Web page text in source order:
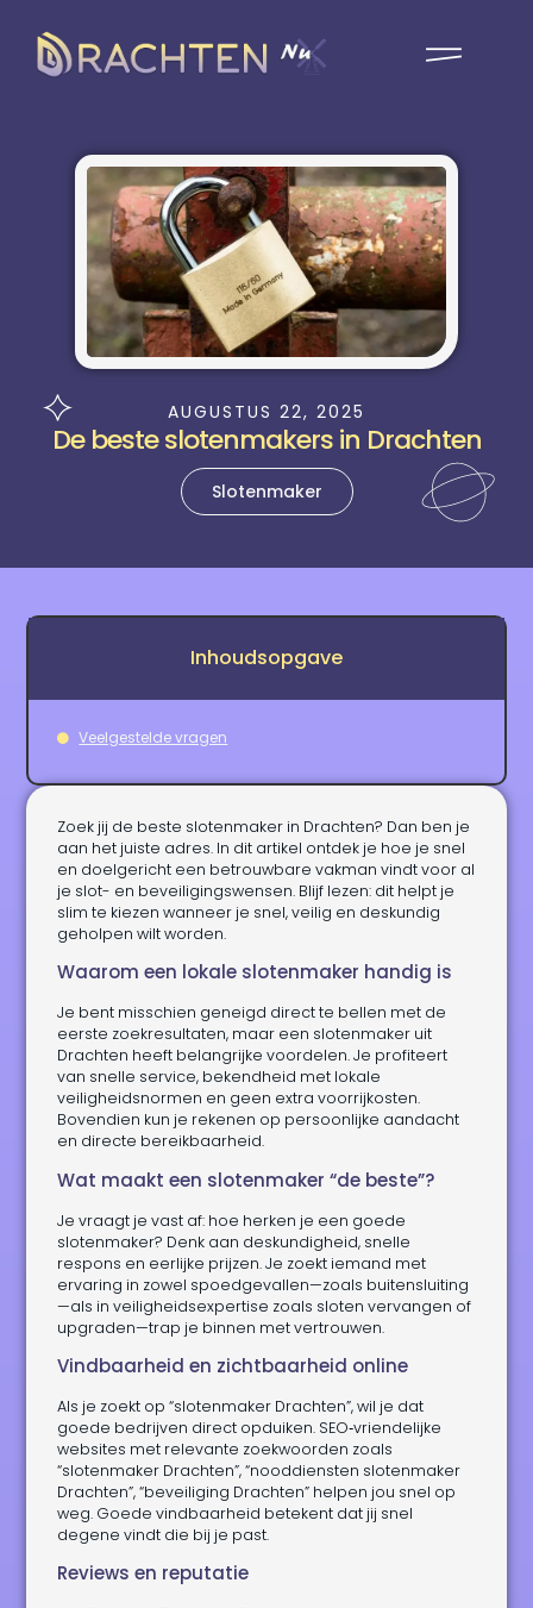
AUGUSTUS 22, 2025
De beste slotenmakers in Drachten
Slotenmaker
Zoek jij de beste slotenmaker in Drachten? Dan ben je
aan het juiste adres. In dit artikel ontdek je hoe je snel
en doelgericht een betrouwbare vakman vindt voor al
je slot- en beveiligingswensen. Blijf lezen: dit helpt je
slim te kiezen wanneer je snel, veilig en deskundig
geholpen wilt worden.
Waarom een lokale slotenmaker handig is
Je bent misschien geneigd direct te bellen met de
eerste zoekresultaten, maar een slotenmaker uit
Drachten heeft belangrijke voordelen. Je profiteert
van snelle service, bekendheid met lokale
veiligheidsnormen en geen extra voorrijkosten.
Bovendien kun je rekenen op persoonlijke aandacht
en directe bereikbaarheid.
Wat maakt een slotenmaker “de beste”?
Je vraagt je vast af: hoe herken je een goede
slotenmaker? Denk aan deskundigheid, snelle
respons en eerlijke prijzen. Je zoekt iemand met
ervaring in zowel spoedgevallen—zoals buitensluiting
—als in veiligheidsexpertise zoals sloten vervangen of
upgraden—trap je binnen met vertrouwen.
Vindbaarheid en zichtbaarheid online
Als je zoekt op “slotenmaker Drachten”, wil je dat
goede bedrijven direct opduiken. SEO‑vriendelijke
websites met relevante zoekwoorden zoals
“slotenmaker Drachten”, “nooddiensten slotenmaker
Drachten”, “beveiliging Drachten” helpen jou snel op
weg. Goede vindbaarheid betekent dat jij snel
degene vindt die bij je past.
Reviews en reputatie
Inhoudsopgave
Veelgestelde vragen